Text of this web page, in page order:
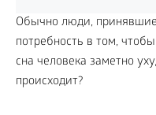
Обычно люди,
потребность в том,
сна человека заметно
происходит?